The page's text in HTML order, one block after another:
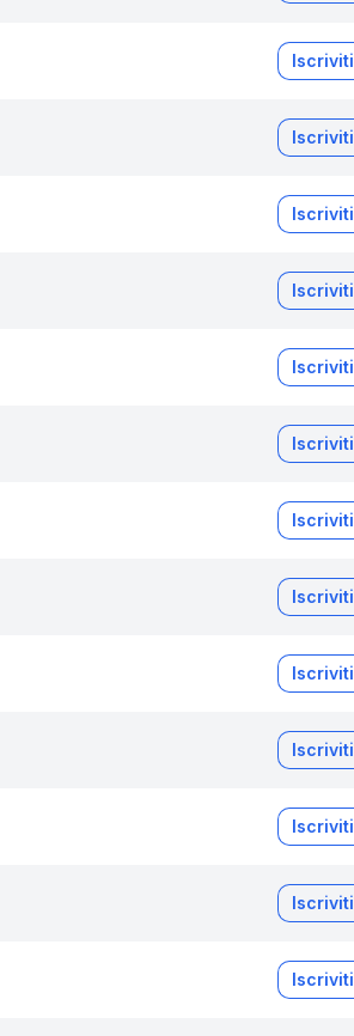
Iscriviti
Iscriviti
Iscriviti
Iscriviti
Iscriviti
Iscriviti
Iscriviti
Iscriviti
Iscriviti
Iscriviti
Iscriviti
Iscriviti
Iscriviti